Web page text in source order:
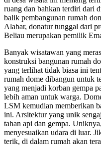
ruang dan bahkan terdiri dari
balik pembangunan rumah
Alabar, donatur tunggal dari
Beliau merupakan pemilik
Banyak wisatawan yang
konstruksi bangunan rumah
yang terlihat tidak biasa ini
rumah dome dibangun untuk
yang menjadi korban gempa
lebih aman untuk warga.
LSM kemudian memberikan
ini. Arsitektur yang unik
tahan api dan gempa.
menyesuaikan udara di luar.
terik, di dalam rumah akan